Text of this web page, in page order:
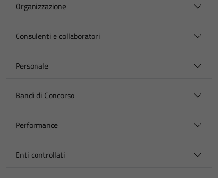
Organizzazione
Consulenti e collaboratori
Personale
Bandi di Concorso
Performance
Enti controllati